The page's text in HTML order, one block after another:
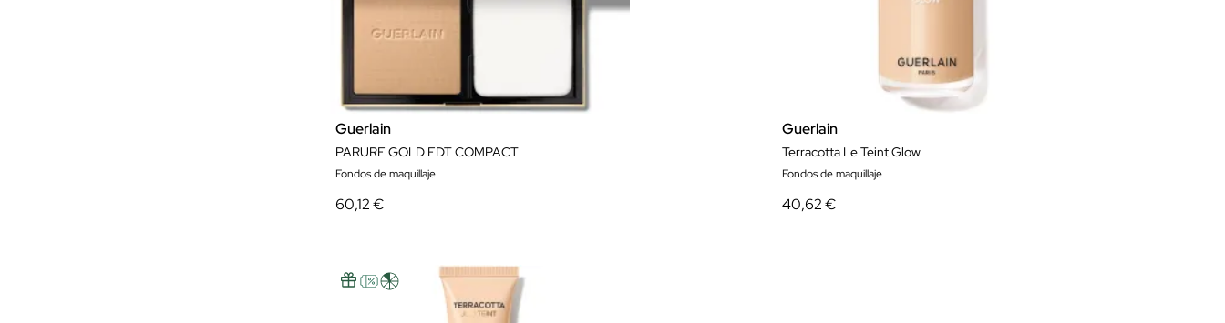
Guerlain
PARURE GOLD FDT COMPACT
Fondos de maquillaje
60,12 €
Guerlain
Terracotta Le Teint Glow
Fondos de maquillaje
40,62 €